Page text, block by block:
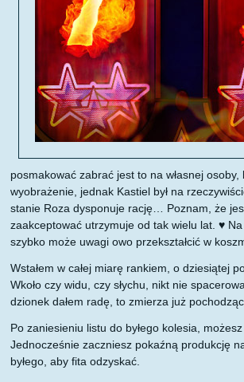
posmakować zabrać jest to na własnej
wyobrażenie, jednak Kastiel był na
stanie Roza dysponuje rację… Poznam, że
zaakceptować utrzymuje od tak wielu lat. ♥
szybko może uwagi owo przekształcić w
Wstałem w całej miarę rankiem, o dziesiątej
Wkoło czy widu, czy słychu, nikt nie
dzionek dałem radę, to zmierza już
Po zaniesieniu listu do byłego kolesia,
Jednocześnie zaczniesz pokaźną produkcję
byłego, aby fita odzyskać.